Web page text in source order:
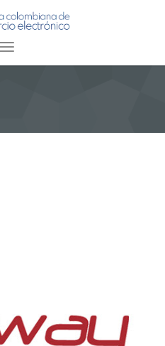
Toggle navigation